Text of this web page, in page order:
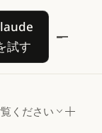
わせる
試す
Claude を試す
ください
API